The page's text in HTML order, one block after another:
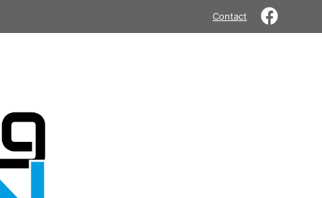
Contact